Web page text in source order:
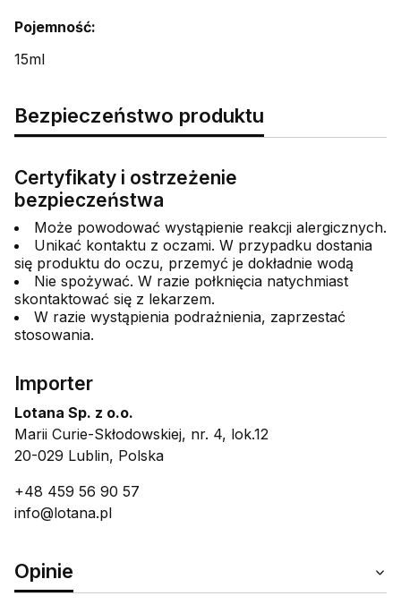
Pojemność:
15ml
Bezpieczeństwo produktu
Certyfikaty i ostrzeżenie
bezpieczeństwa
Może powodować wystąpienie reakcji alergicznych.
Unikać kontaktu z oczami. W przypadku dostania
się produktu do oczu, przemyć je dokładnie wodą
Nie spożywać. W razie połknięcia natychmiast
skontaktować się z lekarzem.
W razie wystąpienia podrażnienia, zaprzestać
stosowania.
Importer
Lotana Sp. z o.o.
Marii Curie-Skłodowskiej, nr. 4, lok.12
20-029 Lublin, Polska
+48 459 56 90 57
info@lotana.pl
Opinie